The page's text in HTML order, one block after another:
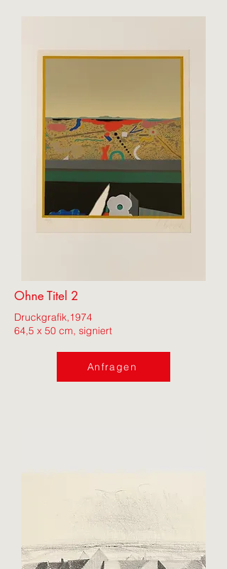
Ohne Titel 2
Druckgrafik,1974
64,5 x 50 cm, signiert
Anfragen